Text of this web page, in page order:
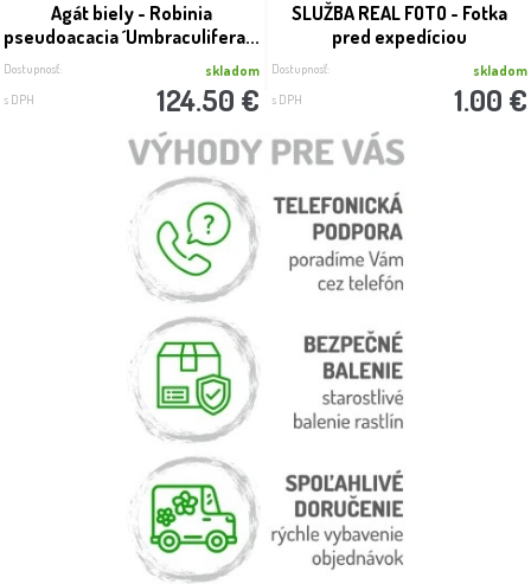
Agát biely - Robinia
pseudoacacia ´Umbraculifera...
Dostupnosť: skladom
s DPH 124.50 €
SLUŽBA REAL FOTO - Fotka
pred expedíciou
Dostupnosť: skladom
s DPH 1.00 €